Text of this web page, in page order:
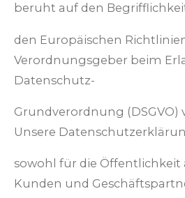
beruht auf den
den Europäischen
Verordnungsgeber beim
Datenschutz-
Grundverordnung (DSGVO)
Unsere
sowohl für die Öffentlichkeit
Kunden und